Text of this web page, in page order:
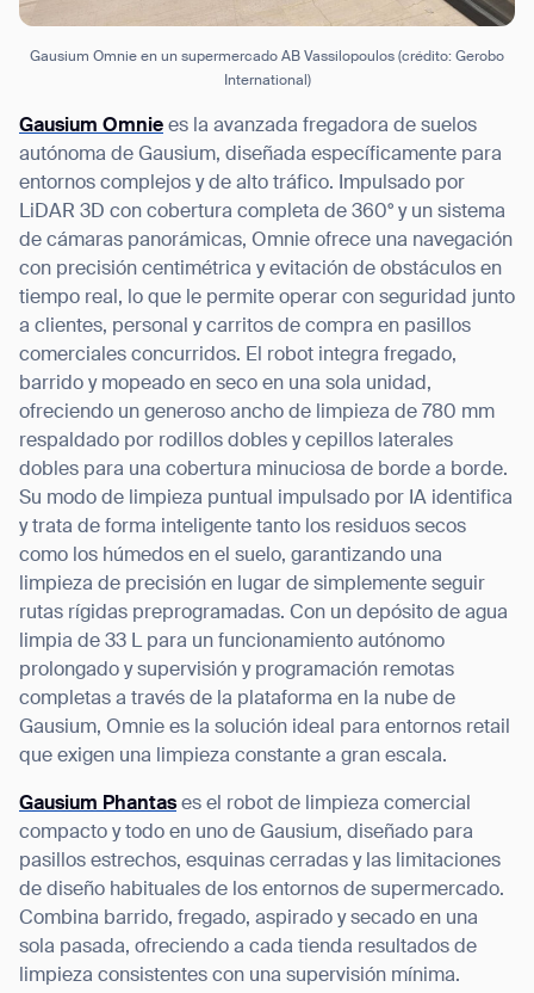
Gausium Omnie en un supermercado AB Vassilopoulos (crédito: Gerobo
International)
Gausium Omnie es la avanzada fregadora de suelos
autónoma de Gausium, diseñada específicamente para
entornos complejos y de alto tráfico. Impulsado por
LiDAR 3D con cobertura completa de 360° y un sistema
de cámaras panorámicas, Omnie ofrece una navegación
con precisión centimétrica y evitación de obstáculos en
tiempo real, lo que le permite operar con seguridad junto
a clientes, personal y carritos de compra en pasillos
comerciales concurridos. El robot integra fregado,
barrido y mopeado en seco en una sola unidad,
ofreciendo un generoso ancho de limpieza de 780 mm
respaldado por rodillos dobles y cepillos laterales
dobles para una cobertura minuciosa de borde a borde.
Su modo de limpieza puntual impulsado por IA identifica
y trata de forma inteligente tanto los residuos secos
como los húmedos en el suelo, garantizando una
limpieza de precisión en lugar de simplemente seguir
rutas rígidas preprogramadas. Con un depósito de agua
limpia de 33 L para un funcionamiento autónomo
prolongado y supervisión y programación remotas
completas a través de la plataforma en la nube de
Gausium, Omnie es la solución ideal para entornos retail
que exigen una limpieza constante a gran escala.
Gausium Phantas es el robot de limpieza comercial
compacto y todo en uno de Gausium, diseñado para
pasillos estrechos, esquinas cerradas y las limitaciones
de diseño habituales de los entornos de supermercado.
Combina barrido, fregado, aspirado y secado en una
sola pasada, ofreciendo a cada tienda resultados de
limpieza consistentes con una supervisión mínima.